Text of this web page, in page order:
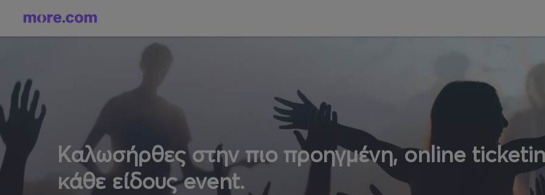
Καλωσήρθες στην πιο προηγμένη, online
κάθε είδους event.